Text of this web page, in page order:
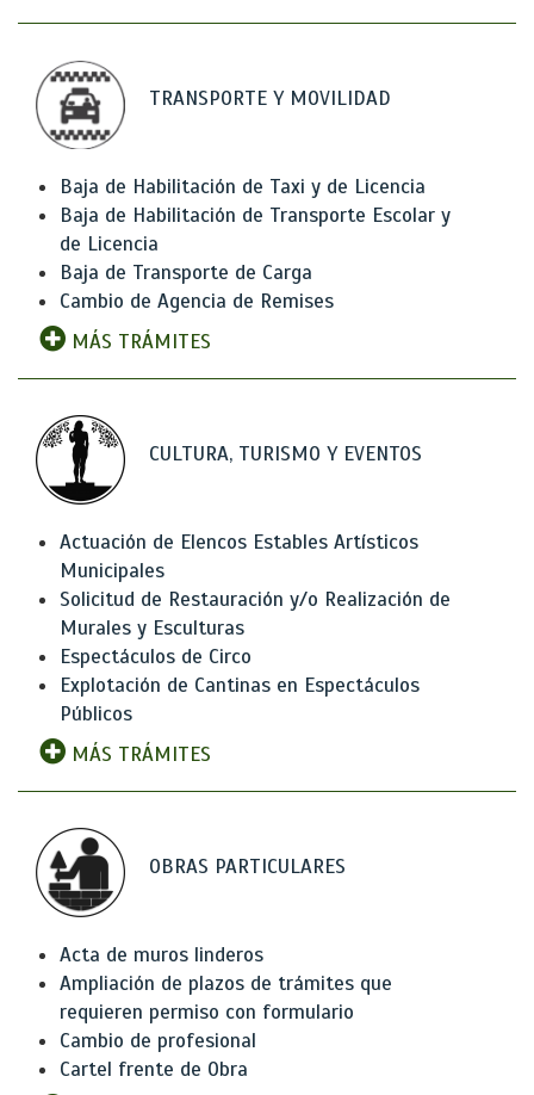
TRANSPORTE Y MOVILIDAD
Baja de Habilitación de Taxi y de Licencia
Baja de Habilitación de Transporte Escolar y
de Licencia
Baja de Transporte de Carga
Cambio de Agencia de Remises
MÁS TRÁMITES
CULTURA, TURISMO Y EVENTOS
Actuación de Elencos Estables Artísticos
Municipales
Solicitud de Restauración y/o Realización de
Murales y Esculturas
Espectáculos de Circo
Explotación de Cantinas en Espectáculos
Públicos
MÁS TRÁMITES
OBRAS PARTICULARES
Acta de muros linderos
Ampliación de plazos de trámites que
requieren permiso con formulario
Cambio de profesional
Cartel frente de Obra